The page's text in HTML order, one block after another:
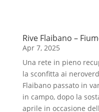
Rive Flaibano –
Apr 7, 2025
Una rete in pieno
la sconfitta ai
Flaibano passato in
in campo, dopo la
aprile in occasione